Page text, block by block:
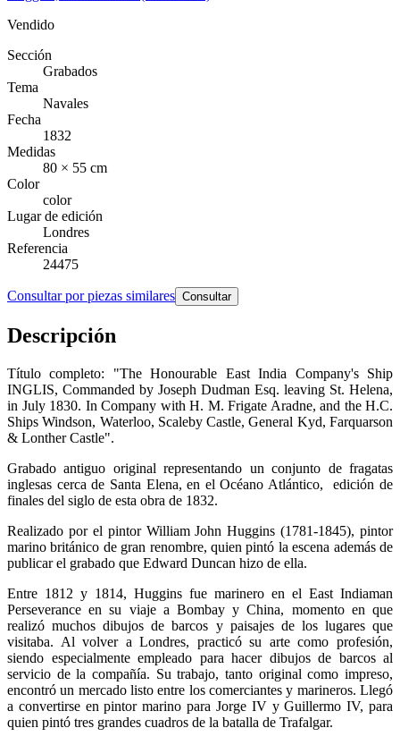
Vendido
Sección
Grabados
Tema
Navales
Fecha
1832
Medidas
80 × 55 cm
Color
color
Lugar de edición
Londres
Referencia
24475
Consultar por piezas similares Consultar
Descripción
Título completo: "The Honourable East India Company's Ship
INGLIS, Commanded by Joseph Dudman Esq. leaving St. Helena,
in July 1830. In Company with H. M. Frigate Aradne, and the H.C.
Ships Windson, Waterloo, Scaleby Castle, General Kyd, Farquarson
& Lonther Castle".
Grabado antiguo original representando un conjunto de fragatas
inglesas cerca de Santa Elena, en el Océano Atlántico, edición de
finales del siglo de esta obra de 1832.
Realizado por el pintor William John Huggins (1781-1845), pintor
marino británico de gran renombre, quien pintó la escena además de
publicar el grabado que Edward Duncan hizo de ella.
Entre 1812 y 1814, Huggins fue marinero en el East Indiaman
Perseverance en su viaje a Bombay y China, momento en que
realizó muchos dibujos de barcos y paisajes de los lugares que
visitaba. Al volver a Londres, practicó su arte como profesión,
siendo especialmente empleado para hacer dibujos de barcos al
servicio de la compañía. Su trabajo, tanto original como impreso,
encontró un mercado listo entre los comerciantes y marineros. Llegó
a convertirse en pintor marino para Jorge IV y Guillermo IV, para
quien pintó tres grandes cuadros de la batalla de Trafalgar.